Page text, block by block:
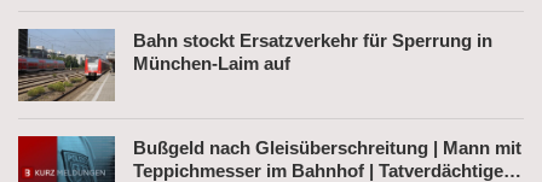
Bahn stockt Ersatzverkehr für Sperrung in
München-Laim auf
Bußgeld nach Gleisüberschreitung | Mann mit
Teppichmesser im Bahnhof | Tatverdächtiger